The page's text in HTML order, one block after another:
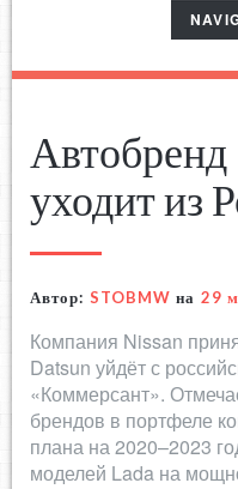
уходит из
Автор: STOBMW на 29
Компания Nissan
Datsun уйдёт с
«Коммерсант».
брендов в портфеле
плана на 2020–2023
моделей Lada на